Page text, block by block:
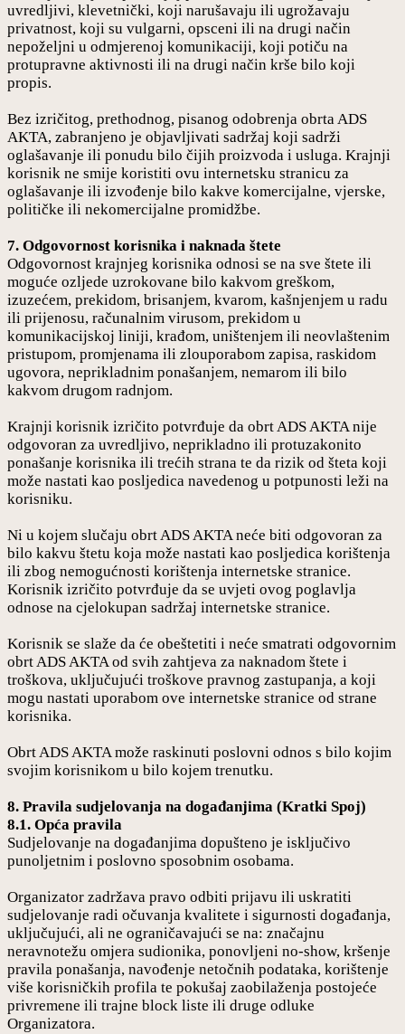
uvredljivi, klevetnički, koji narušavaju ili ugrožavaju
privatnost, koji su vulgarni, opsceni ili na drugi način
nepoželjni u odmjerenoj komunikaciji, koji potiču na
protupravne aktivnosti ili na drugi način krše bilo koji
propis.
Bez izričitog, prethodnog, pisanog odobrenja obrta ADS
AKTA, zabranjeno je objavljivati sadržaj koji sadrži
oglašavanje ili ponudu bilo čijih proizvoda i usluga. Krajnji
korisnik ne smije koristiti ovu internetsku stranicu za
oglašavanje ili izvođenje bilo kakve komercijalne, vjerske,
političke ili nekomercijalne promidžbe.
7. Odgovornost korisnika i naknada štete
Odgovornost krajnjeg korisnika odnosi se na sve štete ili
moguće ozljede uzrokovane bilo kakvom greškom,
izuzećem, prekidom, brisanjem, kvarom, kašnjenjem u radu
ili prijenosu, računalnim virusom, prekidom u
komunikacijskoj liniji, krađom, uništenjem ili neovlaštenim
pristupom, promjenama ili zlouporabom zapisa, raskidom
ugovora, neprikladnim ponašanjem, nemarom ili bilo
kakvom drugom radnjom.
Krajnji korisnik izričito potvrđuje da obrt ADS AKTA nije
odgovoran za uvredljivo, neprikladno ili protuzakonito
ponašanje korisnika ili trećih strana te da rizik od šteta koji
može nastati kao posljedica navedenog u potpunosti leži na
korisniku.
Ni u kojem slučaju obrt ADS AKTA neće biti odgovoran za
bilo kakvu štetu koja može nastati kao posljedica korištenja
ili zbog nemogućnosti korištenja internetske stranice.
Korisnik izričito potvrđuje da se uvjeti ovog poglavlja
odnose na cjelokupan sadržaj internetske stranice.
Korisnik se slaže da će obeštetiti i neće smatrati odgovornim
obrt ADS AKTA od svih zahtjeva za naknadom štete i
troškova, uključujući troškove pravnog zastupanja, a koji
mogu nastati uporabom ove internetske stranice od strane
korisnika.
Obrt ADS AKTA može raskinuti poslovni odnos s bilo kojim
svojim korisnikom u bilo kojem trenutku.
8. Pravila sudjelovanja na događanjima (Kratki Spoj)
8.1. Opća pravila
Sudjelovanje na događanjima dopušteno je isključivo
punoljetnim i poslovno sposobnim osobama.
Organizator zadržava pravo odbiti prijavu ili uskratiti
sudjelovanje radi očuvanja kvalitete i sigurnosti događanja,
uključujući, ali ne ograničavajući se na: značajnu
neravnotežu omjera sudionika, ponovljeni no-show, kršenje
pravila ponašanja, navođenje netočnih podataka, korištenje
više korisničkih profila te pokušaj zaobilaženja postojeće
privremene ili trajne block liste ili druge odluke
Organizatora.